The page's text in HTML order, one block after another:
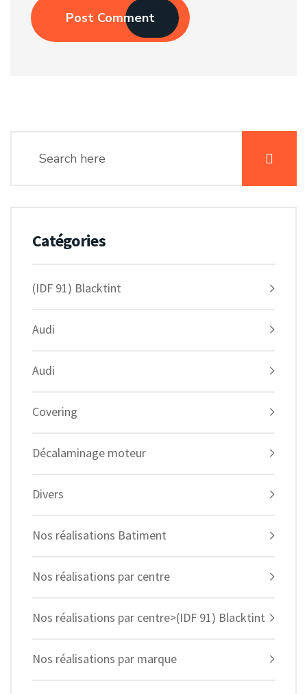
Post Comment
Catégories
(IDF 91) Blacktint
Audi
Audi
Covering
Décalaminage moteur
Divers
Nos réalisations Batiment
Nos réalisations par centre
Nos réalisations par centre>(IDF 91) Blacktint
Nos réalisations par marque